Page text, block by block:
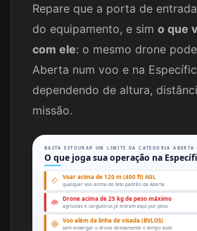
Repare que a porta de
do equipamento, e sim o que
com ele: o mesmo drone
Aberta num voo e na
dependendo de altura,
missão.
BASTA ESTOURAR UM LIMITE DA CATEGORIA ABERTA
O que joga sua operação na
Voar acima de 120 m (400 ft) AGL
qualquer voo acima do teto padrão da Aberta
Drone acima de 25 kg de peso máximo
agrícolas e cargueiros já entram aqui por peso
Voo além da linha de visada (BVLOS)
sem enxergar o drone diretamente o tempo todo